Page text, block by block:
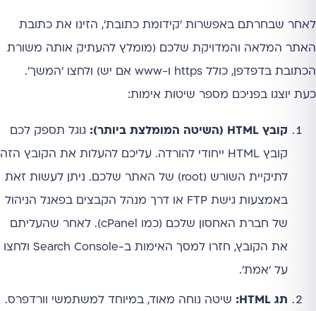
לאחר שבחרתם באפשרות 'קידומת כתובת', הזינו את כתובת
האתר המלאה והמדויקת שלכם (מומלץ להעתיק אותה משורת
הכתובת בדפדפן, כולל https ו-www אם יש) ולחצו 'המשך'.
כעת יוצגו בפניכם מספר שיטות אימות:
קובץ HTML (השיטה המומלצת ביותר): גוגל תספק לכם
קובץ HTML ייחודי להורדה. עליכם להעלות את הקובץ הזה
לתיקיית השורש (root) של האתר שלכם. ניתן לעשות זאת
באמצעות גישת FTP או דרך מנהל הקבצים בפאנל הניהול
של חברת האחסון שלכם (כמו cPanel). לאחר שהעליתם
את הקובץ, חזרו למסך האימות ב-Search Console ולחצו
על 'אמת'.
תג HTML: שיטה נוחה מאוד, במיוחד למשתמשי וורדפרס.